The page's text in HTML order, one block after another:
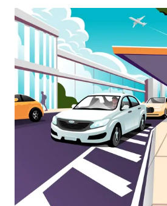
向
下
箭
鍵，
即
可
用
擇